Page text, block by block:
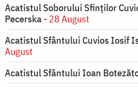
Acatistul Soborului Sfinților
Pecerska- 28 August
Acatistul Sfântului Cuvios Iosif
August
Acatistul Sfântului Ioan